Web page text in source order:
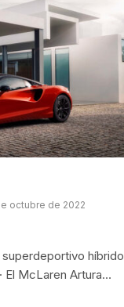
octubre de 2022
híbrido
El McLaren Artura…